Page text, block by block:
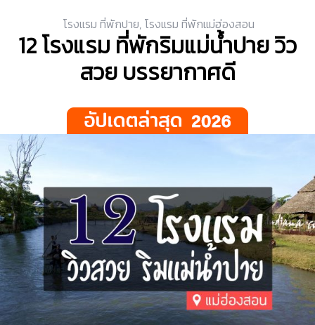
โรงแรม ที่พักปาย, โรงแรม ที่พักแม่ฮ่องสอน
12 โรงแรม ที่พักริมแม่น้ำปาย วิว
สวย บรรยากาศดี